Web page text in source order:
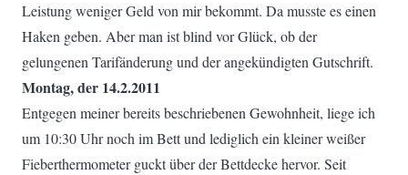
Leistung weniger Geld von mir bekommt. Da musste es einen
Haken geben. Aber man ist blind vor Glück, ob der
gelungenen Tarifänderung und der angekündigten Gutschrift.
Montag, der 14.2.2011
Entgegen meiner bereits beschriebenen Gewohnheit, liege ich
um 10:30 Uhr noch im Bett und lediglich ein kleiner weißer
Fieberthermometer guckt über der Bettdecke hervor. Seit